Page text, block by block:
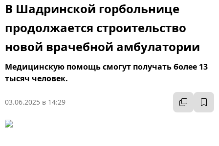
В Шадринской горбольнице
продолжается строительство
новой врачебной амбулатории
Медицинскую помощь смогут получать более 13
тысяч человек.
03.06.2025 в 14:29